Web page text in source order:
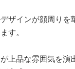
ザインが顔周りを
す。
上品な雰囲気を演